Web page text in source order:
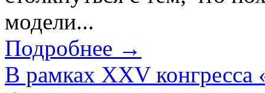
модели...
Подробнее →
В рамках XXV конгресса